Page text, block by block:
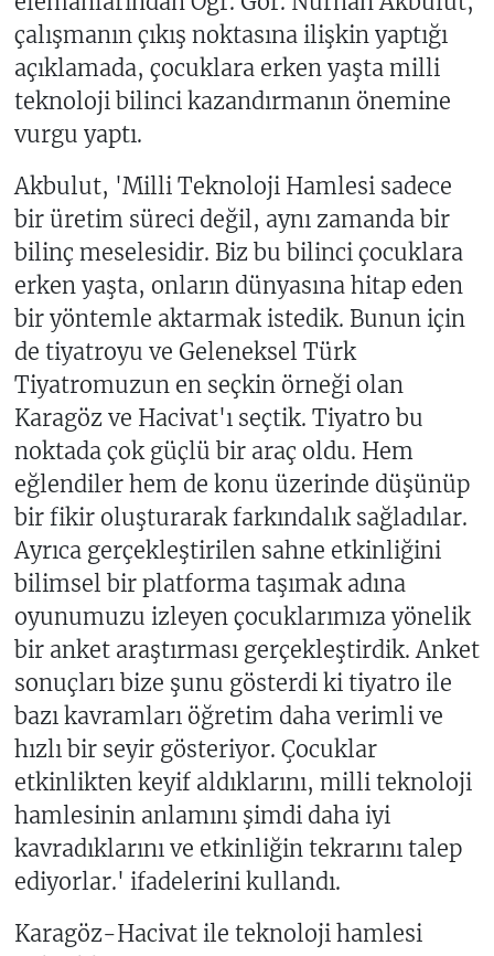
çalışmanın çıkış noktasına ilişkin yaptığı
açıklamada, çocuklara erken yaşta milli
teknoloji bilinci kazandırmanın önemine
vurgu yaptı.
Akbulut, 'Milli Teknoloji Hamlesi sadece
bir üretim süreci değil, aynı zamanda bir
bilinç meselesidir. Biz bu bilinci çocuklara
erken yaşta, onların dünyasına hitap eden
bir yöntemle aktarmak istedik. Bunun için
de tiyatroyu ve Geleneksel Türk
Tiyatromuzun en seçkin örneği olan
Karagöz ve Hacivat'ı seçtik. Tiyatro bu
noktada çok güçlü bir araç oldu. Hem
eğlendiler hem de konu üzerinde düşünüp
bir fikir oluşturarak farkındalık sağladılar.
Ayrıca gerçekleştirilen sahne etkinliğini
bilimsel bir platforma taşımak adına
oyunumuzu izleyen çocuklarımıza yönelik
bir anket araştırması gerçekleştirdik. Anket
sonuçları bize şunu gösterdi ki tiyatro ile
bazı kavramları öğretim daha verimli ve
hızlı bir seyir gösteriyor. Çocuklar
etkinlikten keyif aldıklarını, milli teknoloji
hamlesinin anlamını şimdi daha iyi
kavradıklarını ve etkinliğin tekrarını talep
ediyorlar.' ifadelerini kullandı.
Karagöz-Hacivat ile teknoloji hamlesi